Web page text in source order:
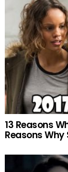
13 Reasons
Reasons Why